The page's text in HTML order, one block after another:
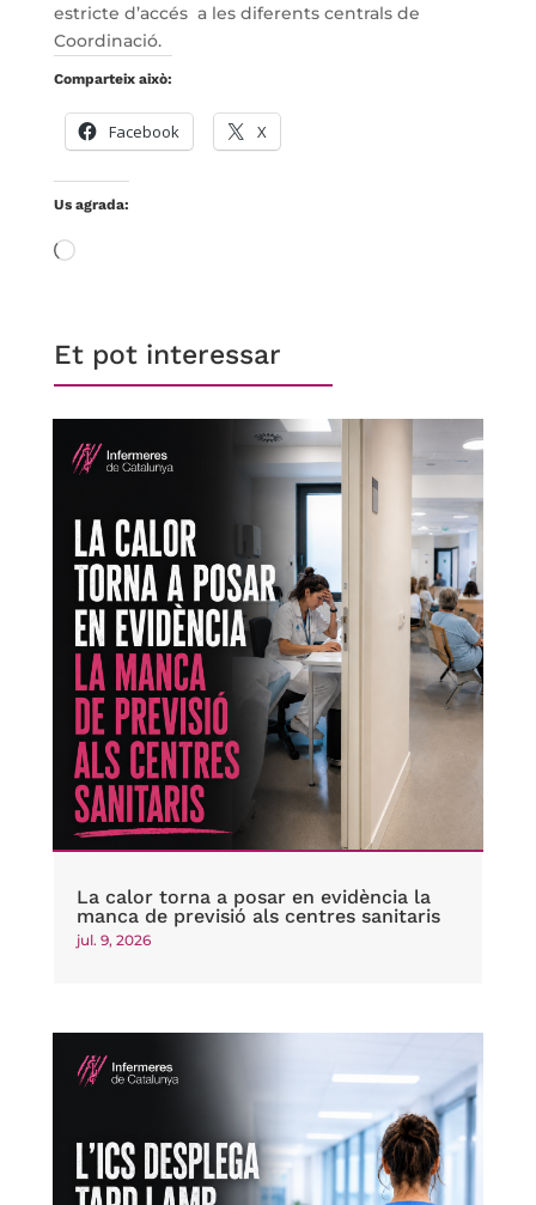
estricte d’accés a les diferents centrals de
Coordinació.
Comparteix això:
Facebook X
Us agrada:
S'està
Et pot interessar
La calor torna a posar en evidència la
manca de previsió als centres sanitaris
jul. 9, 2026